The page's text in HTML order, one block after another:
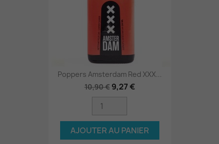
Poppers Amsterdam Red XXX...
10,90 € 9,27 €
AJOUTER AU PANIER